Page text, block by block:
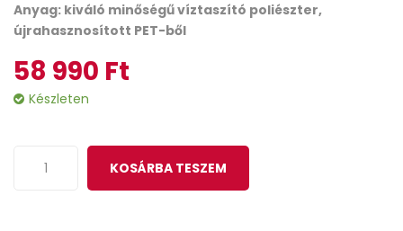
Anyag: kiváló minőségű víztaszító poliészter,
újrahasznosított PET-ből
58 990 Ft
Készleten
KOSÁRBA TESZEM